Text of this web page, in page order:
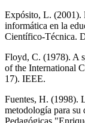
Expósito, L. (2001).
informática en la
Científico-Técnica.
Floyd, C. (1978). A
of the International
17). IEEE.
Fuentes, H. (1998).
metodología para su
Pedagógicas